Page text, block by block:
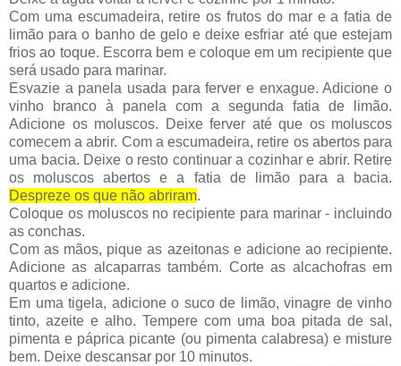
Com uma escumadeira, retire os frutos do mar e a fatia de
limão para o banho de gelo e deixe esfriar até que estejam
frios ao toque. Escorra bem e coloque em um recipiente que
será usado para marinar.
Esvazie a panela usada para ferver e enxague. Adicione o
vinho branco à panela com a segunda fatia de limão.
Adicione os moluscos. Deixe ferver até que os moluscos
comecem a abrir. Com a escumadeira, retire os abertos para
uma bacia. Deixe o resto continuar a cozinhar e abrir. Retire
os moluscos abertos e a fatia de limão para a bacia.
Despreze os que não abriram.
Coloque os moluscos no recipiente para marinar - incluindo
as conchas.
Com as mãos, pique as azeitonas e adicione ao recipiente.
Adicione as alcaparras também. Corte as alcachofras em
quartos e adicione.
Em uma tigela, adicione o suco de limão, vinagre de vinho
tinto, azeite e alho. Tempere com uma boa pitada de sal,
pimenta e páprica picante (ou pimenta calabresa) e misture
bem. Deixe descansar por 10 minutos.